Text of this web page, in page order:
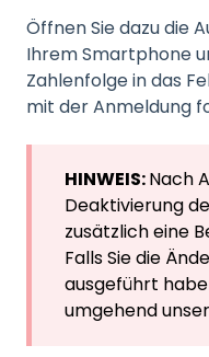
Öffnen Sie dazu die
Ihrem Smartphone
Zahlenfolge in das
mit der Anmeldung
HINWEIS:Nach
Deaktivierung
zusätzlich eine
Falls Sie die
ausgeführt
umgehend